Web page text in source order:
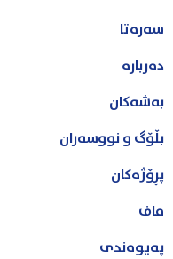
سەرەتا
دەربارە
بەشەکان
بڵۆگ و نووسەران
پڕۆژەکان
ماف
پەیوەندی